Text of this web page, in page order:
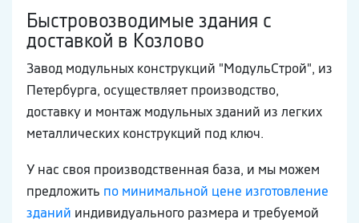
Быстровозводимые здания с
доставкой в Козлово
Завод модульных конструкций "МодульСтрой", из
Петербурга, осуществляет производство,
доставку и монтаж модульных зданий из легких
металлических конструкций под ключ.
У нас своя производственная база, и мы можем
предложить по минимальной цене изготовление
зданий индивидуального размера и требуемой